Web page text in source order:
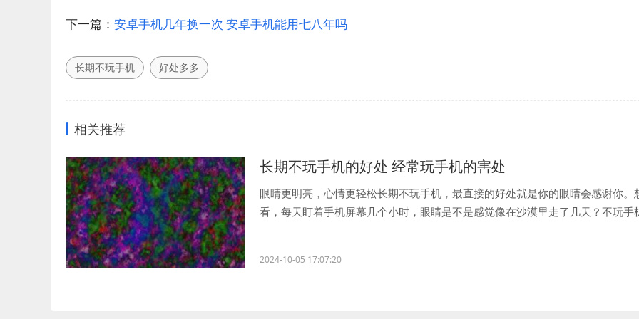
下一篇： 安卓手机几年换一次 安卓手机能用七八年吗
长期不玩手机 好处多多
相关推荐
长期不玩手机的好处 经常玩手机的害处
眼睛更明亮，心情更轻松长期不玩手机，最直接的好处就是你的眼睛会感谢你。
看，每天盯着手机屏幕几个小时，眼睛是不是感觉像在沙漠里走了几天？不玩手
2024-10-05 17:07:20